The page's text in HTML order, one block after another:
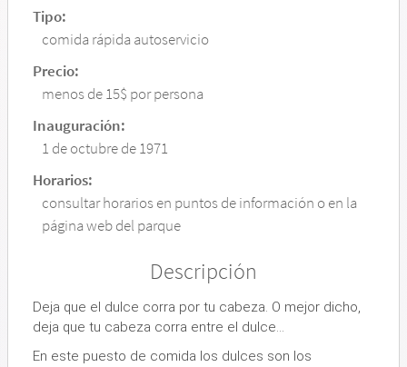
Tipo:
comida rápida autoservicio
Precio:
menos de 15$ por persona
Inauguración:
1 de octubre de 1971
Horarios:
consultar horarios en puntos de información o en la
página web del parque
Descripción
Deja que el dulce corra por tu cabeza. O mejor dicho,
deja que tu cabeza corra entre el dulce…
En este puesto de comida los dulces son los